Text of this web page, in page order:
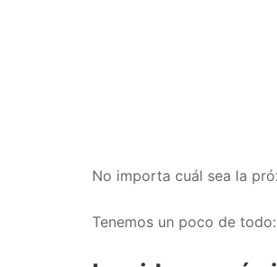
No importa cuál sea la
Tenemos un poco de todo: